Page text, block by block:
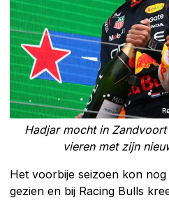
Hadjar mocht in
vieren met zijn
Het voorbije seizoen kon
gezien en bij Racing Bulls